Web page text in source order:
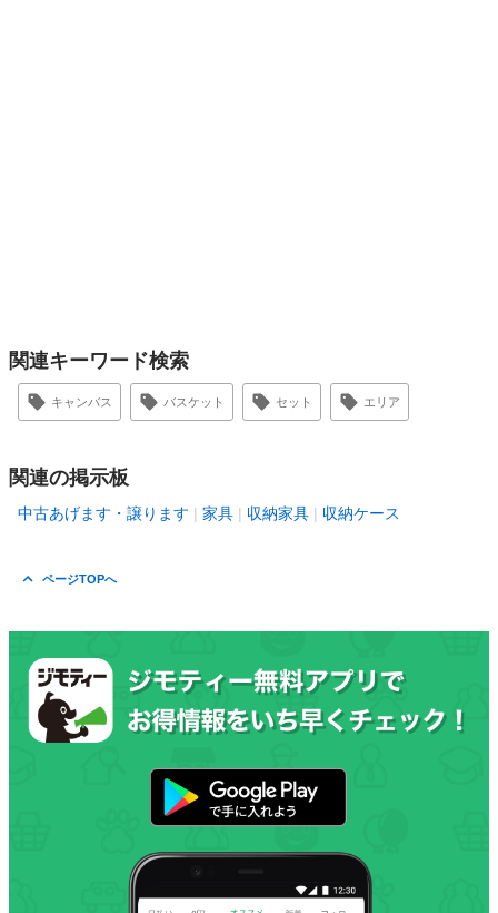
関連キーワード検索
キャンバス バスケット セット エリア
関連の掲示板
中古あげます・譲ります 家具 収納家具 収納ケース
ページTOPへ